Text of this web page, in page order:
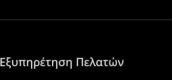
Εξυπηρέτηση Πελατών